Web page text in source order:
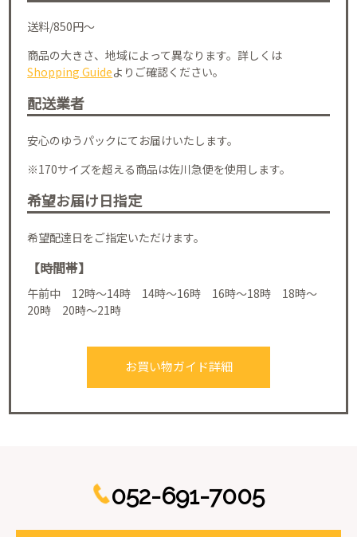
送料/850円～
商品の大きさ、地域によって異なります。詳しくは
Shopping Guideよりご確認ください。
配送業者
安心のゆうパックにてお届けいたします。
※170サイズを超える商品は佐川急便を使用します。
希望お届け日指定
希望配達日をご指定いただけます。
【時間帯】
午前中 12時～14時 14時～16時 16時～18時 18時～
20時 20時～21時
お買い物ガイド詳細
052-691-7005